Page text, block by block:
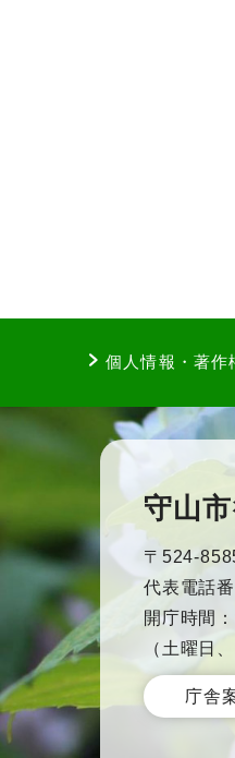
個人情報・著作
守山
〒524-
代表電話
開庁時間
（土曜日
庁舎